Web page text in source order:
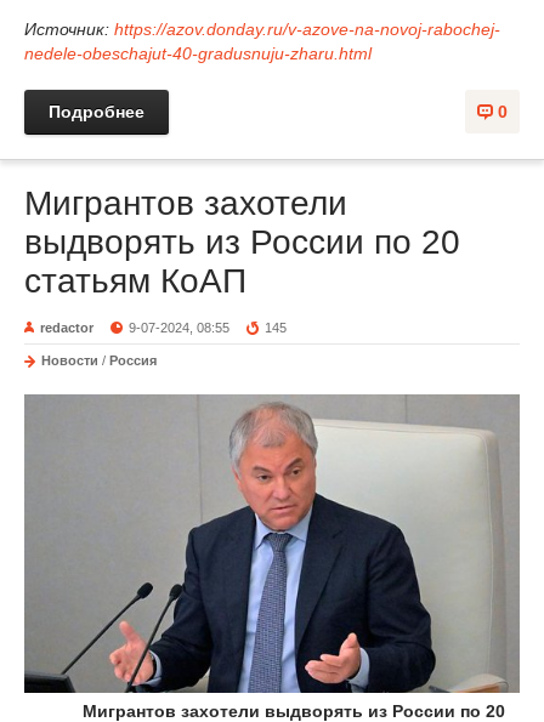
Источник: https://azov.donday.ru/v-azove-na-novoj-rabochej-
nedele-obeschajut-40-gradusnuju-zharu.html
0
Подробнее
Мигрантов захотели
выдворять из России по 20
статьям КоАП
redactor 9-07-2024, 08:55 145
Новости / Россия
Мигрантов захотели выдворять из России по 20